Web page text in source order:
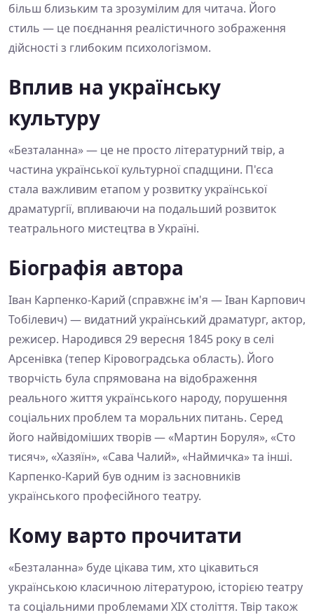
більш близьким та зрозумілим для читача. Його
стиль — це поєднання реалістичного зображення
дійсності з глибоким психологізмом.
Вплив на українську
культуру
«Безталанна» — це не просто літературний твір, а
частина української культурної спадщини. П'єса
стала важливим етапом у розвитку української
драматургії, впливаючи на подальший розвиток
театрального мистецтва в Україні.
Біографія автора
Іван Карпенко-Карий (справжнє ім'я — Іван Карпович
Тобілевич) — видатний український драматург, актор,
режисер. Народився 29 вересня 1845 року в селі
Арсенівка (тепер Кіровоградська область). Його
творчість була спрямована на відображення
реального життя українського народу, порушення
соціальних проблем та моральних питань. Серед
його найвідоміших творів — «Мартин Боруля», «Сто
тисяч», «Хазяїн», «Сава Чалий», «Наймичка» та інші.
Карпенко-Карий був одним із засновників
українського професійного театру.
Кому варто прочитати
«Безталанна» буде цікава тим, хто цікавиться
українською класичною літературою, історією театру
та соціальними проблемами XIX століття. Твір також